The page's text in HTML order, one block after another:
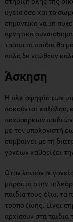
υγεία όσο και το
σημαντικό να μη
αρνητικά
τρόπο τα παιδιά θα
απλά δε νιώθουν
Άσκηση
Η πλειοψηφία των
ασκούνται καθόλου,
παχύσαρκων
με τον υπολογιστή
συμβαίνει με τη
γονέων καθορίζει
Όταν λοιπόν οι
μπροστά στην
παιδιά τους έξω, τα
τρόπο ζωής. Eίναι
αρχίσουν στα